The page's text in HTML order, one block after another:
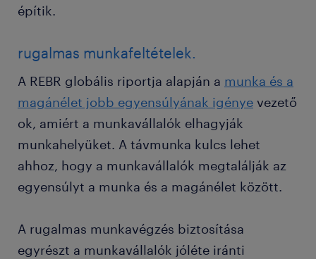
építik.
rugalmas munkafeltételek.
A REBR globális riportja alapján a munka és a
magánélet jobb egyensúlyának igénye vezető
ok, amiért a munkavállalók elhagyják
munkahelyüket. A távmunka kulcs lehet
ahhoz, hogy a munkavállalók megtalálják az
egyensúlyt a munka és a magánélet között.
A rugalmas munkavégzés biztosítása
egyrészt a munkavállalók jóléte iránti